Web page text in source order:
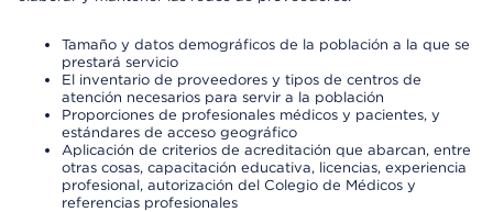
Tamaño y datos demográficos de la población a la que se
prestará servicio
El inventario de proveedores y tipos de centros de
atención necesarios para servir a la población
Proporciones de profesionales médicos y pacientes, y
estándares de acceso geográfico
Aplicación de criterios de acreditación que abarcan, entre
otras cosas, capacitación educativa, licencias, experiencia
profesional, autorización del Colegio de Médicos y
referencias profesionales